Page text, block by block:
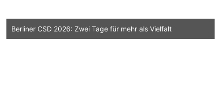
Berliner CSD 2026: Zwei Tage für mehr als Vielfalt